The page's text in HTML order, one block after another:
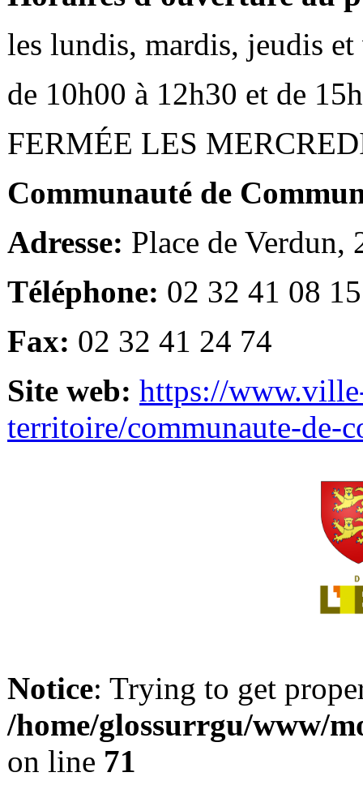
les lundis, mardis, jeudis et
de 10h00 à 12h30 et de
FERMÉE LES
Communauté de
Adresse: Place de Verdun,
Téléphone: 02 32 41 08 15
Fax: 02 32 41 24 74
Site web: https://
territoire/communaute-de-
Notice: Trying to get
/home/glossurrgu/www/
on line 71